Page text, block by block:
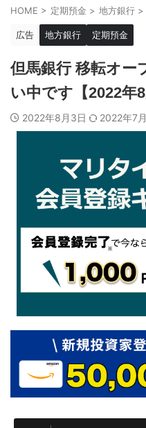
HOME > 定期預金 > 地方銀行 >
広告 地方銀行 定期預金
但馬銀行 移転オー
い中です【2022年8
2022年8月3日 2022年7